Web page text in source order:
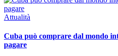
Attualità
Cuba può comprare dal mondo
pagare